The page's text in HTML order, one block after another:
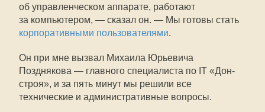
об управленческом аппарате, работают
за компьютером, — сказал он. — Мы готовы стать
корпоративными пользователями.
Он при мне вызвал Михаила Юрьевича
Позднякова — главного специалиста по IT «Дон-
строя», и за пять минут мы решили все
технические и административные вопросы.